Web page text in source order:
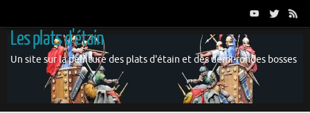
contenu
Les plats d'étain
Un site sur la peinture des plats d'étain et des demi-rondes bosses